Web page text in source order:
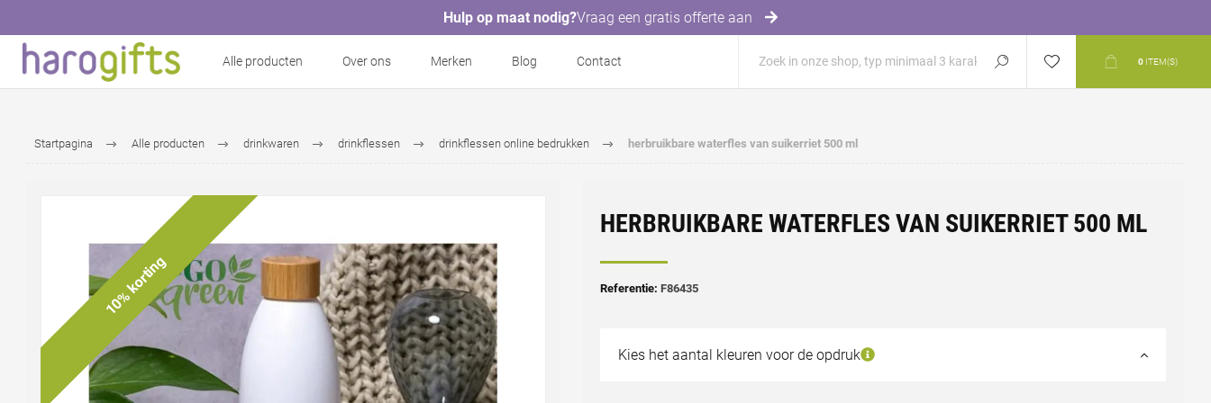
Hulp op maat nodig?Vraag een gratis offerte aan
Alle producten Over ons Merken Blog Contact 0 ITEM(S)
Startpagina Alle producten drinkwaren drinkflessen drinkflessen online bedrukken herbruikbare waterfles van suikerriet 500 ml
10% korting
HERBRUIKBARE WATERFLES VAN SUIKERRIET 500 ML
Referentie: F86435
Kies het aantal kleuren voor de opdruk